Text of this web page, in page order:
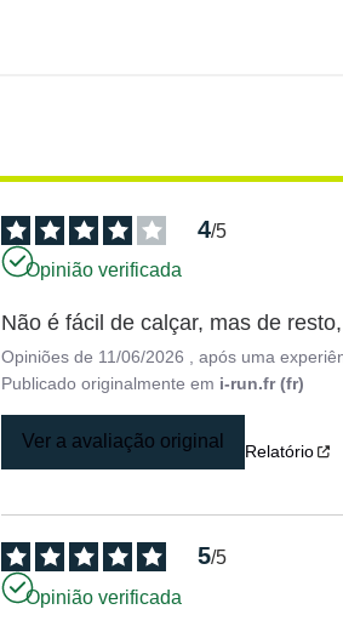
4/5
Opinião verificada
Não é fácil de calçar, mas de
Opiniões de 11/06/2026 , após uma
Publicado originalmente em i-run.fr (fr)
Ver a avaliação original Relatório
5/5
Opinião verificada